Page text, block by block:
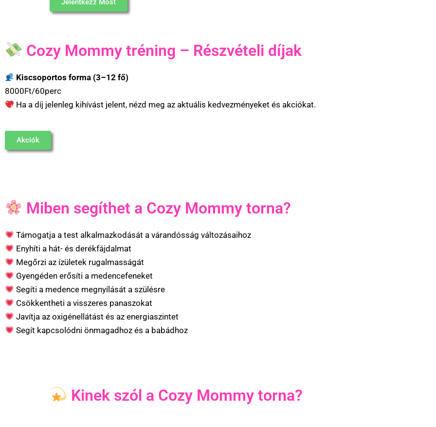
Jelentkezz Most
Cozy Mommy tréning – Részvételi díjak
Kiscsoportos forma (3–12 fő)
8000Ft/60perc
Ha a díj jelenleg kihívást jelent, nézd meg az aktuális kedvezményeket és akciókat.
Akciók
Miben segíthet a Cozy Mommy torna?
Támogatja a test alkalmazkodását a várandósság változásaihoz
Enyhíti a hát- és derékfájdalmat
Megőrzi az ízületek rugalmasságát
Gyengéden erősíti a medencefeneket
Segíti a medence megnyílását a szülésre
Csökkentheti a visszeres panaszokat
Javítja az oxigénellátást és az energiaszintet
Segít kapcsolódni önmagadhoz és a babádhoz
Kinek szól a Cozy Mommy torna?